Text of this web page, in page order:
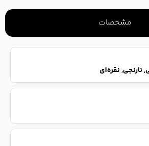
مشخصات
نقره‌ای